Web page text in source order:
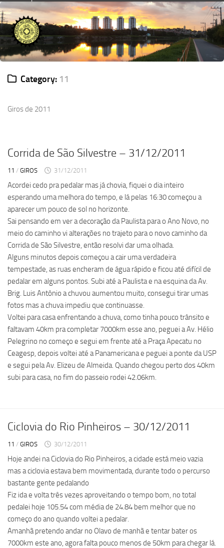
Skip
to
content
Category: 11
Giros de 2011
Corrida de São Silvestre – 31/12/2011
11 / GIROS 31/12/2011
Acordei cedo pra pedalar mas já chovia, fiquei o dia inteiro
esperando uma melhora do tempo, e lá pelas 16:30 começou a
aparecer um pouco de sol no horizonte.
Sai pensando em ver a decoração da Paulista para o Ano Novo, no
meio do caminho vi alterações no trajeto para o novo caminho da
Corrida de São Silvestre, então resolvi dar uma olhada.
Alguns minutos depois começou a cair uma verdadeira
tempestade, as ruas encheram de água rápido e ficou até difícil de
pedalar em alguns pontos. Subi até a Paulista e na esquina da Av.
Brig. Luis Antônio a chuvou aumentou muito, consegui tirar umas
fotos mas a chuva impediu que continuasse.
Voltei para casa enfrentando a chuva, como tinha pouco trânsito e
faltavam 40km pra completar 7000km esse ano, peguei a Av. Hélio
Pelegrino no começo e segui em frente até a Praça Apecatu no
Ceagesp, depois voltei até a Panamericana e peguei a ponte da USP
e segui pela Av. Elizeu de Almeida. Quando chegou perto dos 40km
subi para casa, no fim do passeio rodei 42.06km.
Ciclovia do Rio Pinheiros – 30/12/2011
11 / GIROS 30/12/2011
Hoje andei na Ciclovia do Rio Pinheiros, a cidade está meio vazia
mas a ciclovia estava bem movimentada, durante todo o percurso
bastante gente pedalando
Fiz ida e volta três vezes aproveitando o tempo bom, no total
pedalei hoje 105.54 com média de 24.84 bem melhor que no
começo do ano quando voltei a pedalar.
Amanhã pretendo andar no Olavo de manhã e tentar bater os
7000km este ano, agora falta pouco menos de 50km para chegar lá.